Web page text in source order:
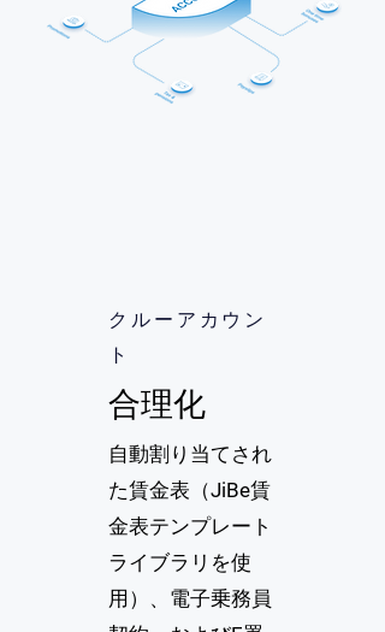
クルーアカウン
ト
合理化
自動割り当てされ
た賃金表（JiBe賃
金表テンプレート
ライブラリを使
用）、電子乗務員